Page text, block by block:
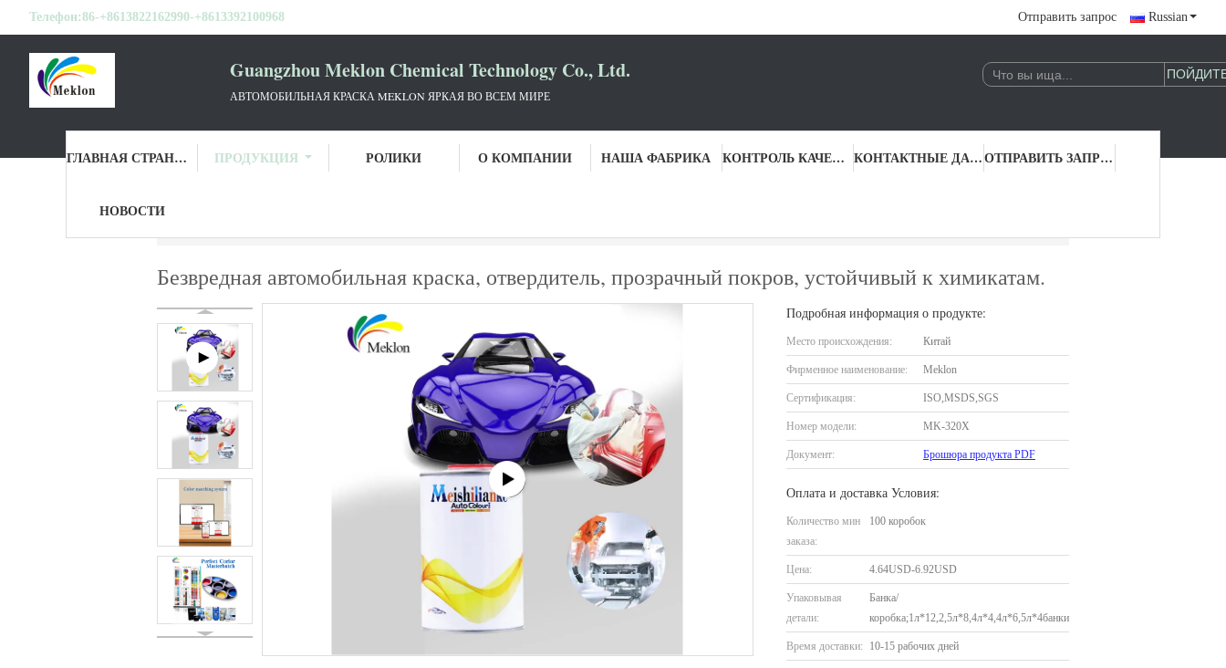
Телефон:86-+8613822162990-+8613392100968 Отправить запрос Russian
Guangzhou Meklon Chemical Technology Co., Ltd.
АВТОМОБИЛЬНАЯ КРАСКА MEKLON ЯРКАЯ ВО ВСЕМ МИРЕ
ГЛАВНАЯ СТРАНИЦА ПРОДУКЦИЯ РОЛИКИ О КОМПАНИИ НАША ФАБРИКА КОНТРОЛЬ КАЧЕСТВА КОНТАКТНЫЕ ДАННЫЕ ОТПРАВИТЬ ЗАПРОС
НОВОСТИ
Безвредная автомобильная краска, отвердитель, прозрачный покров, устойчивый к химикатам.
Подробная информация о продукте:
Место происхождения: Китай
Фирменное наименование: Meklon
Сертификация: ISO,MSDS,SGS
Номер модели: MK-320X
Документ: Брошюра продукта PDF
Оплата и доставка Условия:
Количество мин
заказа:
100 коробок
Цена: 4.64USD-6.92USD
Упаковывая
детали:
Банка/
коробка;1л*12,2,5л*8,4л*4,4л*6,5л*4банки
Время доставки: 10-15 рабочих дней